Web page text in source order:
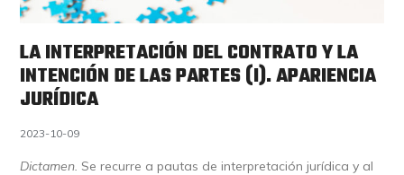
LA INTERPRETACIÓN DEL CONTRATO Y LA
INTENCIÓN DE LAS PARTES (I). APARIENCIA
JURÍDICA
2023-10-09
Dictamen. Se recurre a pautas de interpretación jurídica y al